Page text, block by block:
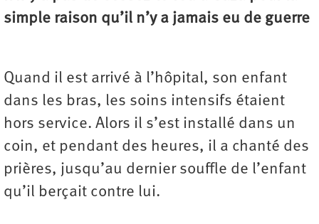
simple raison qu’il n’y a jamais eu de guerre
Quand il est arrivé à l’hôpital, son enfant
dans les bras, les soins intensifs étaient
hors service. Alors il s’est installé dans un
coin, et pendant des heures, il a chanté des
prières, jusqu’au dernier souffle de l’enfant
qu’il berçait contre lui.